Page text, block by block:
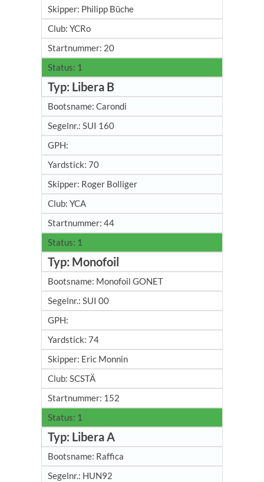
Philipp Büche
YCRo
20
1
Libera B
Carondi
SUI 160
70
Roger Bolliger
YCA
44
1
Monofoil
Monofoil GONET
SUI 00
74
Eric Monnin
SCSTÄ
152
1
Libera A
Raffica
HUN92